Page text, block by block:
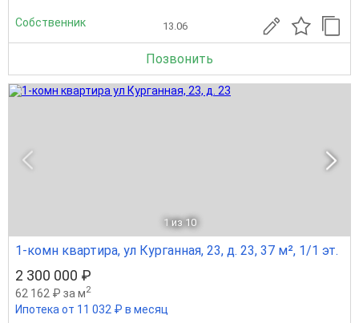
Собственник 13.06
Позвонить
1 из 10
1-комн квартира, ул Курганная, 23, д. 23, 37 м², 1/1 эт.
2 300 000 ₽
62 162 ₽ за м2
Ипотека от 11 032 ₽ в месяц